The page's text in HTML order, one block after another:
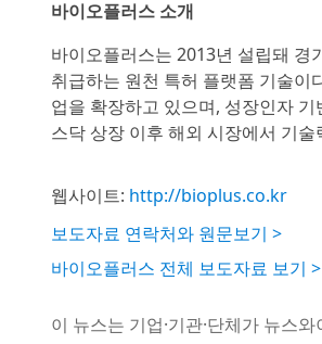
바이오플러스 소개
바이오플러스는 2013년 설립돼
취급하는 원천 특허 플랫폼 기술이
업을 확장하고 있으며, 성장인자
스닥 상장 이후 해외 시장에서 기
웹사이트: http://bioplus.co.kr
보도자료 연락처와 원문보기 >
바이오플러스 전체 보도자료 보기 >
이 뉴스는 기업·기관·단체가 뉴스